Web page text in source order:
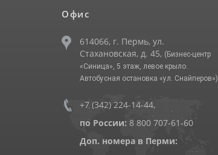
Офис
614066, г. Пермь, ул.
Стахановская, д. 45, (Бизнес-центр
«Синица», 5 этаж, левое крыло.
Автобусная остановка «ул. Снайперов»)
+7 (342) 224-14-44,
по России: 8 800 707-61-60
Доп. номера в Перми: